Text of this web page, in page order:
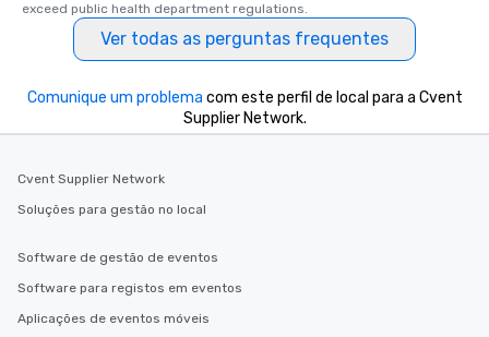
exceed public health department regulations.
Ver todas as perguntas frequentes
Comunique um problema com este perfil de local para a Cvent
Supplier Network.
Cvent Supplier Network
Soluções para gestão no local
Software de gestão de eventos
Software para registos em eventos
Aplicações de eventos móveis